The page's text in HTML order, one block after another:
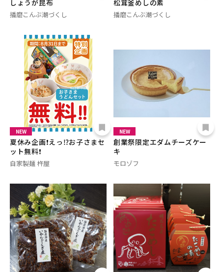
しょうが昆布
播磨こんぶ潮づくし
松茸釜めしの素
播磨こんぶ潮づくし
NEW
夏休み企画❗️えっ⁉️お子さまセ
ット無料❗️
自家製麺 杵屋
NEW
創業祭限定エダムチーズケー
キ
モロゾフ